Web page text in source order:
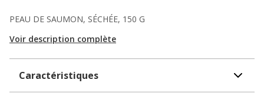
PEAU DE SAUMON, SÉCHÉE, 150 G
Voir description complète
Caractéristiques